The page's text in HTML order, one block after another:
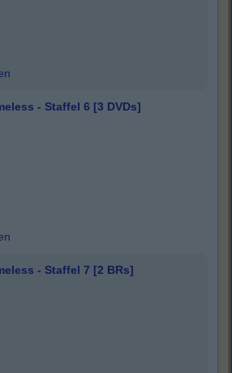
- Staffel 6 [3 DVDs]
- Staffel 7 [2 BRs]